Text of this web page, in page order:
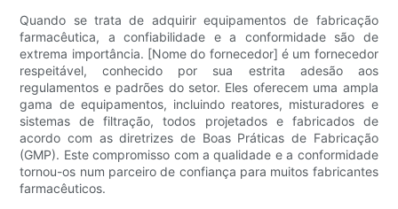
Quando se trata de adquirir equipamentos de fabricação
farmacêutica, a confiabilidade e a conformidade são de
extrema importância. [Nome do fornecedor] é um fornecedor
respeitável, conhecido por sua estrita adesão aos
regulamentos e padrões do setor. Eles oferecem uma ampla
gama de equipamentos, incluindo reatores, misturadores e
sistemas de filtração, todos projetados e fabricados de
acordo com as diretrizes de Boas Práticas de Fabricação
(GMP). Este compromisso com a qualidade e a conformidade
tornou-os num parceiro de confiança para muitos fabricantes
farmacêuticos.